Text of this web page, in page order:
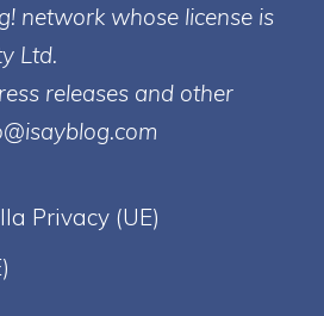
network whose license is
Ltd.
releases and other
Privacy (UE)